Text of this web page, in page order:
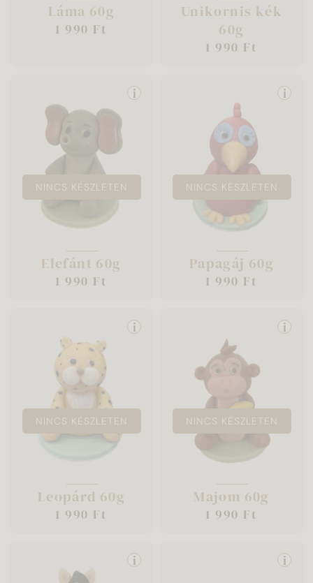
Láma 60g
1 990 Ft
Unikornis kék
60g
1 990 Ft
NINCS KÉSZLETEN
i
Elefánt 60g
1 990 Ft
NINCS KÉSZLETEN
i
Papagáj 60g
1 990 Ft
NINCS KÉSZLETEN
i
Leopárd 60g
1 990 Ft
NINCS KÉSZLETEN
i
Majom 60g
1 990 Ft
i i